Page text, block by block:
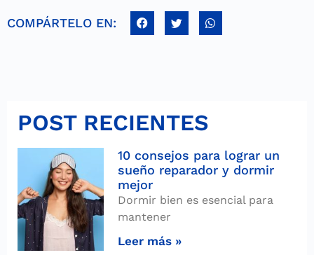
COMPÁRTELO EN:
POST RECIENTES
10 consejos para lograr un
sueño reparador y dormir
mejor
Dormir bien es esencial para
mantener
Leer más »